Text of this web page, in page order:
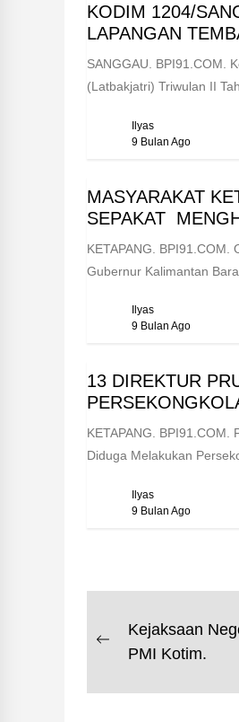
KODIM 1204/
LAPANGAN
‎SANGGAU. BPI91.COM.
(Latbakjatri) Triwulan II
Ilyas
9 Bulan Ago
MASYARAKAT
SEPAKAT
KETAPANG. BPI91.COM.
Gubernur Kalimantan
Ilyas
9 Bulan Ago
13 DIREKTUR
KETAPANG. BPI91.COM.
Diduga Melakukan
Ilyas
9 Bulan Ago
NAVIGASI
POS
Previous
Kejaksaan
PMI Kotim.